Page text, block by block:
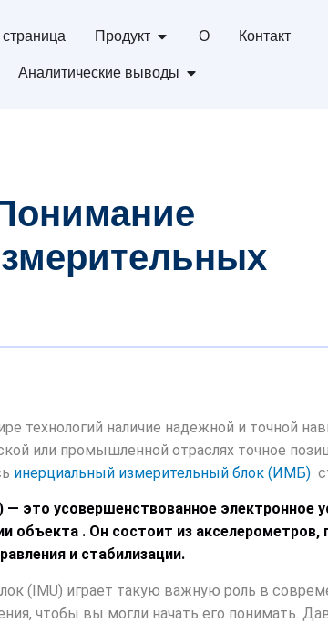
Продукт О Контакт
Аналитические выводы
технологий наличие надежной и точной
или промышленной отраслях точное
инерциальный измерительный блок (ИМБ)
это усовершенствованное электронное
объекта . Он состоит из
и стабилизации.
(IMU) играет такую ​​важную роль в
чтобы вы могли начать его понимать.